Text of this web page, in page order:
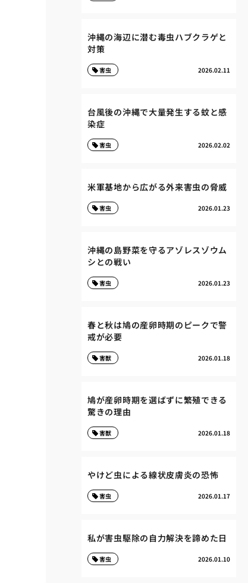
沖縄の海辺に潜む毒虫ハブクラゲと
対策
2026.02.11
害虫
台風後の沖縄で大量発生する蚊と感
染症
2026.02.02
害虫
米軍基地から広がる外来害虫の脅威
2026.01.23
害虫
沖縄の島野菜を守るアゾレスゾウム
シとの戦い
2026.01.23
害虫
春と秋は鳩の産卵時期のピークで警
戒が必要
2026.01.18
害獣
鳩が産卵時期を選ばずに繁殖できる
驚きの理由
2026.01.18
害獣
やけど虫による線状皮膚炎の恐怖
2026.01.17
害虫
私が害虫駆除の自力解決を諦めた日
2026.01.10
害虫